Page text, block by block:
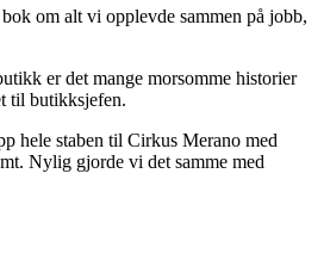
om alt vi opplevde sammen på jobb,
er det mange morsomme historier
til butikksjefen.
hele staben til Cirkus Merano med
Nylig gjorde vi det samme med